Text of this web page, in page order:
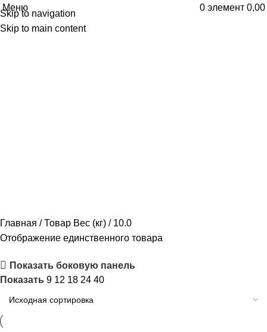
Skip to navigation
Skip to main content
Меню 0 элемент 0,00
10.0
Главная Товар Вес (кг)
10.0
Отображение единственного товара
Показать боковую панель
Показать 9 12 18 24 40